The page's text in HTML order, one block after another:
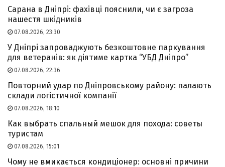
Сарана в Дніпрі: фахівці пояснили, чи є загроза
нашестя шкідників
07.08.2026, 23:30
У Дніпрі запроваджують безкоштовне паркування
для ветеранів: як діятиме картка “УБД Дніпро”
07.08.2026, 22:36
Повторний удар по Дніпровському району: палають
склади логістичної компанії
07.08.2026, 18:10
Как выбрать спальный мешок для похода: советы
туристам
07.08.2026, 15:01
Чому не вмикається кондиціонер: основні причини